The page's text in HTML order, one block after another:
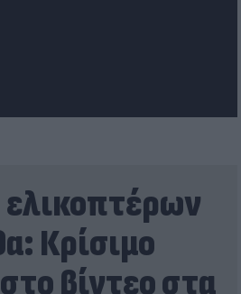
ελικοπτέρων
Κρίσιμο
βίντεο στα